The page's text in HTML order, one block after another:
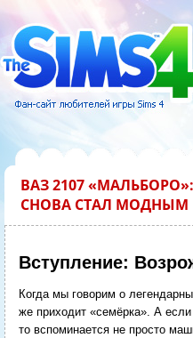
ВАЗ 2107
СНОВА СТАЛ МОДНЫМ
Вступление:
Когда мы говорим о
же приходит «семёрка». А
то вспоминается не просто